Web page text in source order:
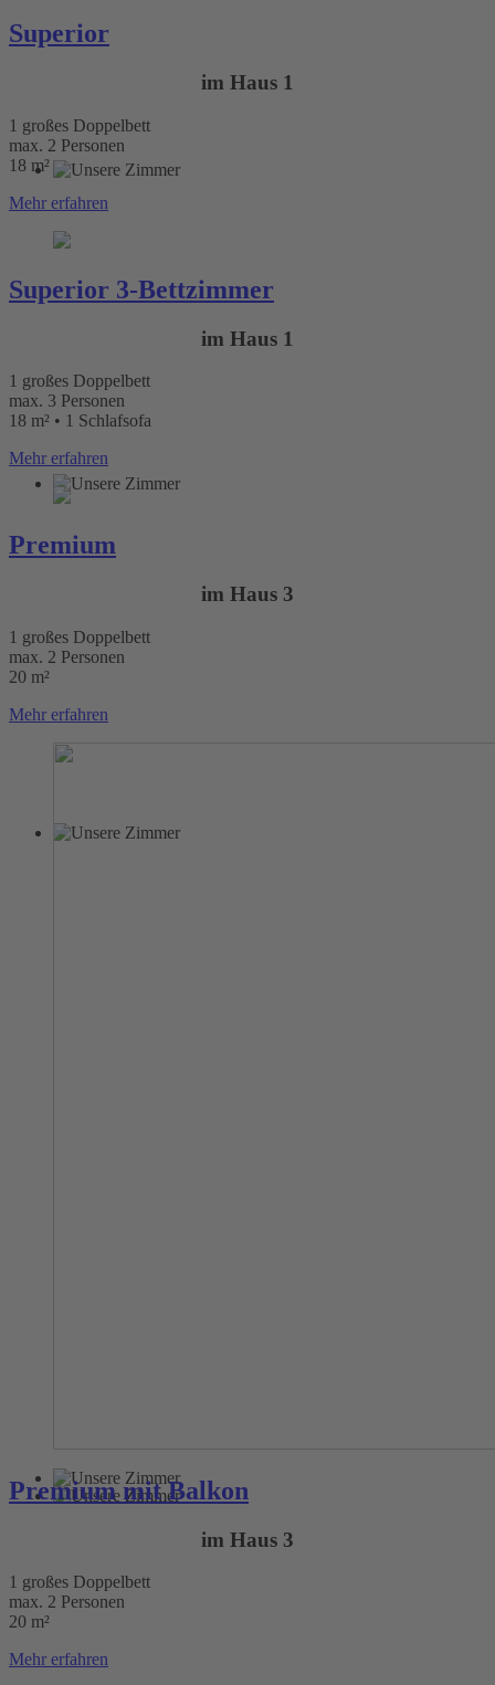
Superior
im Haus 1
1 großes Doppelbett
max. 2 Personen
18 m²
Mehr erfahren
Superior 3-Bettzimmer
im Haus 1
1 großes Doppelbett
max. 3 Personen
18 m² • 1 Schlafsofa
Mehr erfahren
Premium
im Haus 3
1 großes Doppelbett
max. 2 Personen
20 m²
Mehr erfahren
Premium mit Balkon
im Haus 3
1 großes Doppelbett
max. 2 Personen
20 m²
Mehr erfahren